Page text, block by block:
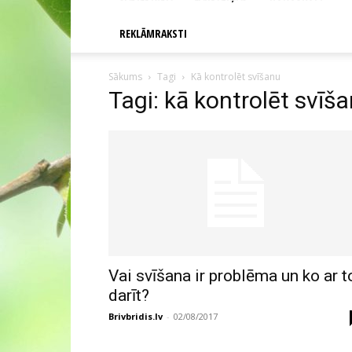
REKLĀMRAKSTI
Sākums Tagi Kā kontrolēt svīšanu
Tagi: kā kontrolēt
Vai svīšana ir problēma un ko ar
darīt?
Brivbridis.lv - 02/08/2017